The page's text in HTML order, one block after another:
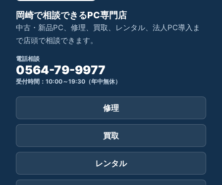
岡崎で相談できるPC専門店
中古・新品PC、修理、買取、レンタル、法人PC導入ま
で店頭で相談できます。
電話相談
0564-79-9977
受付時間：10:00～19:30（年中無休）
修理
買取
レンタル